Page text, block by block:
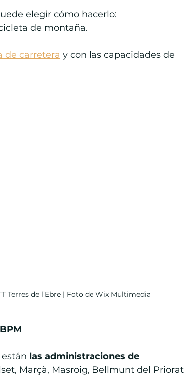
elegir cómo hacerlo:
de montaña.
de carretera y con las capacidades de
Terres de l’Ebre | Foto de Wix Multimedia
están las administraciones de
Marçà, Masroig, Bellmunt del Priorat